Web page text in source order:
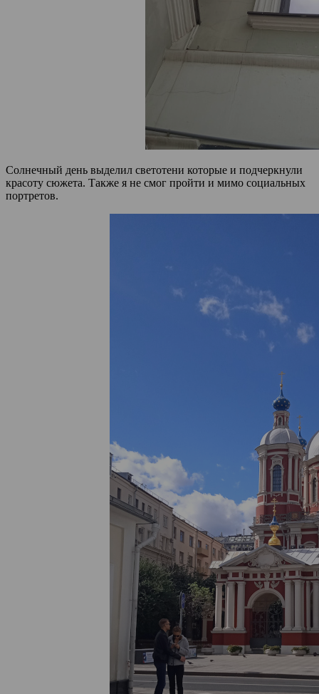
Солнечный день выделил светотени которые и подчеркнули
красоту сюжета. Также я не смог пройти и мимо социальных
портретов.